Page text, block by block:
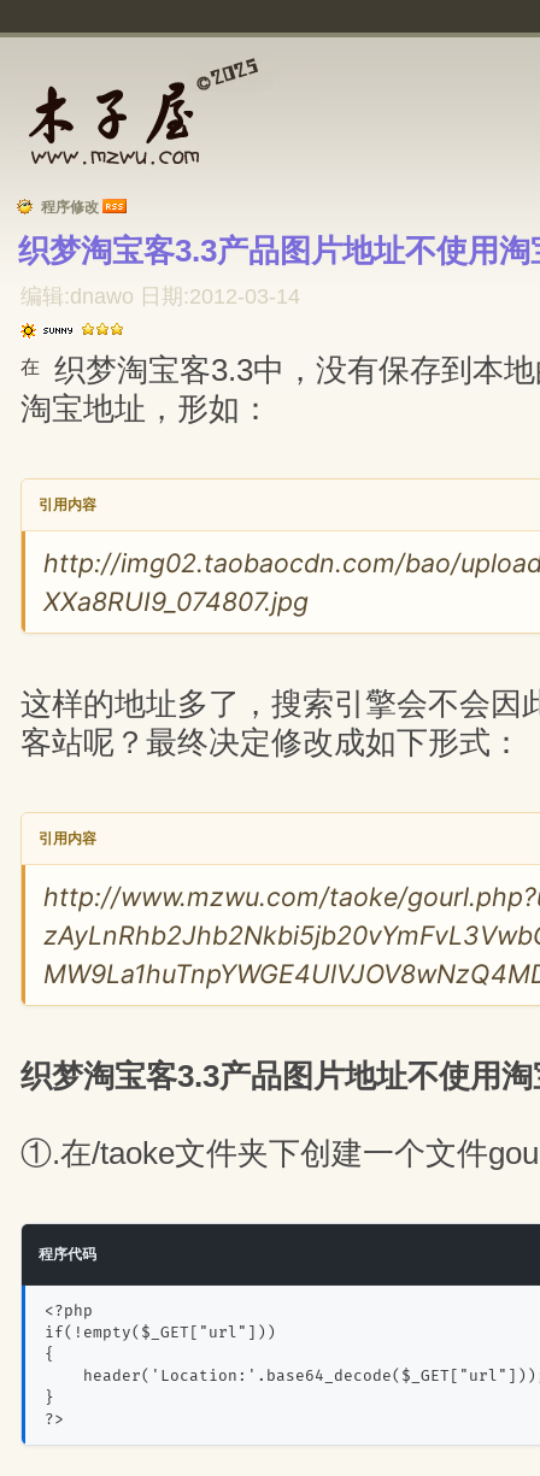
程序修改
织梦淘宝客3.3产品图片地址不使用
编辑:dnawo 日期:2012-03-14
在
织梦淘宝客3.3中，没有保存到本
淘宝地址，形如：
引用内容
http://img02.taobaocdn.com/bao/
XXa8RUI9_074807.jpg
这样的地址多了，搜索引擎会不会因
客站呢？最终决定修改成如下形式：
引用内容
http://www.mzwu.com/taoke/
织梦淘宝客3.3产品图片地址不使用
①.在/taoke文件夹下创建一个文件
程序代码
<?php
if(!empty($_GET["url"]))
{
}
?>